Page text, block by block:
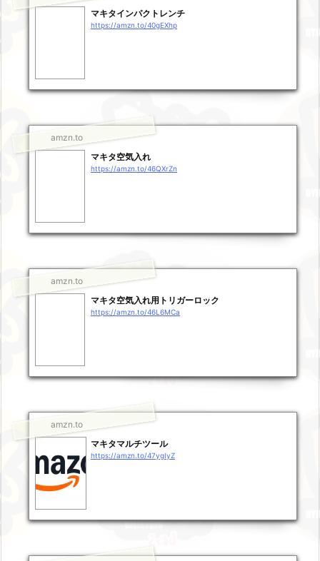
マキタインパクトレンチ
https://amzn.to/40gEXhp
amzn.to
マキタ空気入れ
https://amzn.to/46QXrZn
amzn.to
マキタ空気入れ用トリガーロック
https://amzn.to/46L6MCa
amzn.to
マキタマルチツール
https://amzn.to/47ygIyZ